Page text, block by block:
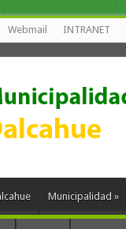
Webmail INTRANET
Municipalidad »